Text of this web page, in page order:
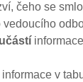
čeho se
vedoucího
v